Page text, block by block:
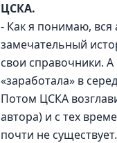
ЦСКА.
- Как я понимаю, вся
замечательный
свои справочники. А
«заработала» в
Потом ЦСКА
автора) и с тех
почти не